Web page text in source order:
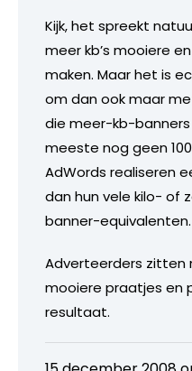
Kijk, het spreekt
meer kb’s mooiere
maken. Maar het is
om dan ook maar
die meer-kb-
meeste nog geen
AdWords realiseren
dan hun vele kilo- of
banner-equivalenten.
Adverteerders
mooiere praatjes en
resultaat.